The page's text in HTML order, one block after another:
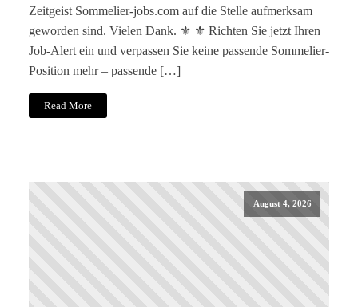
Zeitgeist Sommelier-jobs.com auf die Stelle aufmerksam
geworden sind. Vielen Dank. ⚜️ ⚜️ Richten Sie jetzt Ihren
Job-Alert ein und verpassen Sie keine passende Sommelier-
Position mehr – passende […]
Read More
August 4, 2026